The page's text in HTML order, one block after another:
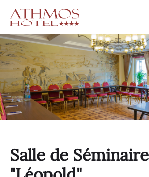
Salle de Séminaire